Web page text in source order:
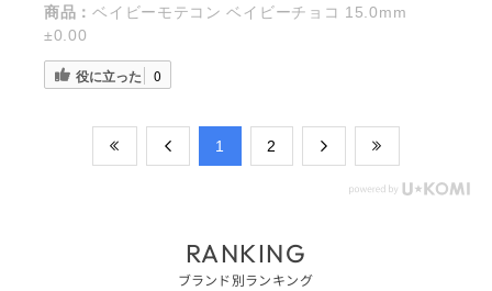
商品：ベイビーモテコン ベイビーチョコ 15.0mm
±0.00
役に立った 0
​1 ​2
RANKING
ブランド別ランキング